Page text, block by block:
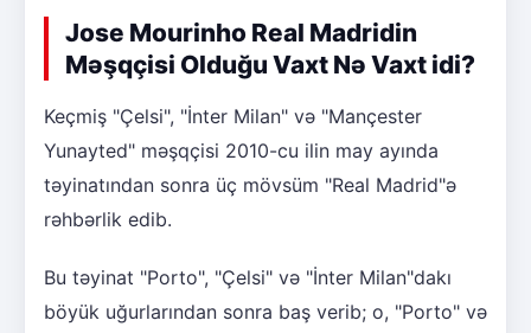
Jose Mourinho Real Madridin
Məşqçisi Olduğu Vaxt Nə Vaxt idi?
Keçmiş "Çelsi", "İnter Milan" və "Mançester
Yunayted" məşqçisi 2010-cu ilin may ayında
təyinatından sonra üç mövsüm "Real Madrid"ə
rəhbərlik edib.
Bu təyinat "Porto", "Çelsi" və "İnter Milan"dakı
böyük uğurlarından sonra baş verib; o, "Porto" və